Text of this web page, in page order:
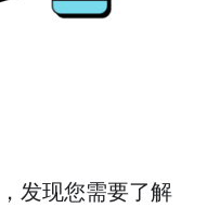
发现您需要了解